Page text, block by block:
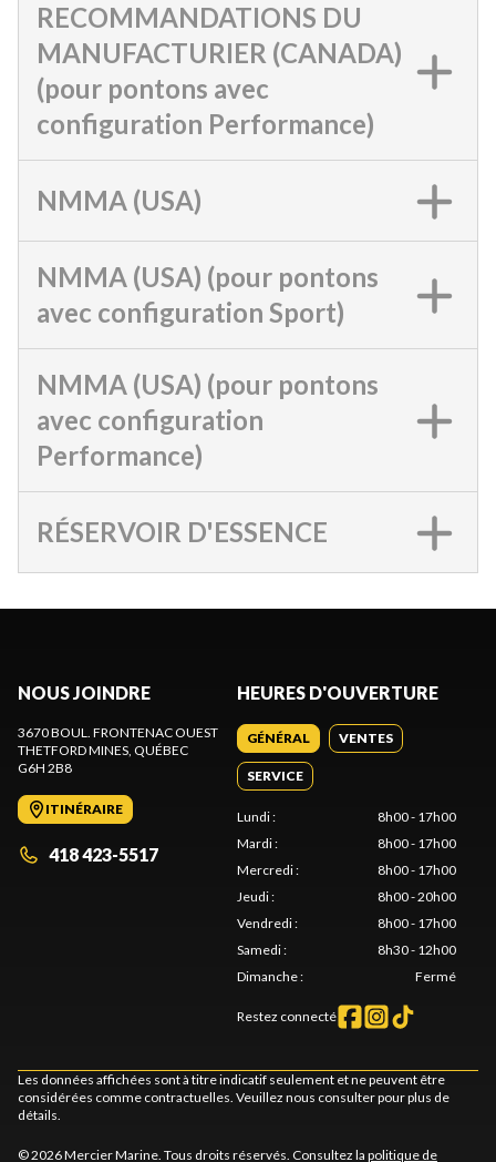
RECOMMANDATIONS DU
MANUFACTURIER (CANADA)
(pour pontons avec
configuration Performance)
NMMA (USA)
NMMA (USA) (pour pontons
avec configuration Sport)
NMMA (USA) (pour pontons
avec configuration
Performance)
RÉSERVOIR D'ESSENCE
NOUS JOINDRE
3670 BOUL. FRONTENAC OUEST
THETFORD MINES, QUÉBEC
G6H 2B8
ITINÉRAIRE
418 423-5517
HEURES D'OUVERTURE
GÉNÉRAL VENTES
SERVICE
Lundi:
8h00 - 17h00
Mardi:
8h00 - 17h00
Mercredi:
8h00 - 17h00
Jeudi:
8h00 - 20h00
Vendredi:
8h00 - 17h00
Samedi:
8h30 - 12h00
Dimanche: Fermé
Restez connecté
Les données affichées sont à titre indicatif seulement et ne peuvent être
considérées comme contractuelles. Veuillez nous consulter pour plus de
détails.
© 2026 Mercier Marine. Tous droits réservés. Consultez la politique de